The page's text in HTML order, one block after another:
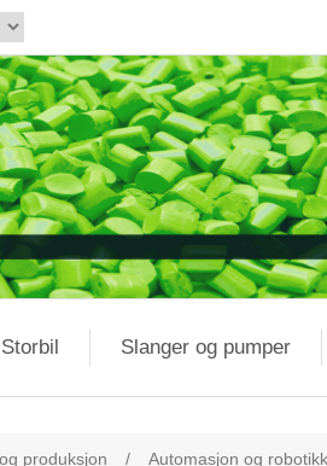
Slanger og pumper
produksjon / Automasjon og